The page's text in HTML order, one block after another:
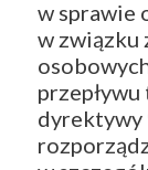
w sprawie
w związku
dyrektywy